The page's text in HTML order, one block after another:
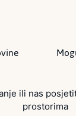
ili nas
prostorima